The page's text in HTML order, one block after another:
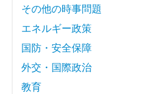
その他の時事問題
エネルギー政策
国防・安全保障
外交・国際政治
教育